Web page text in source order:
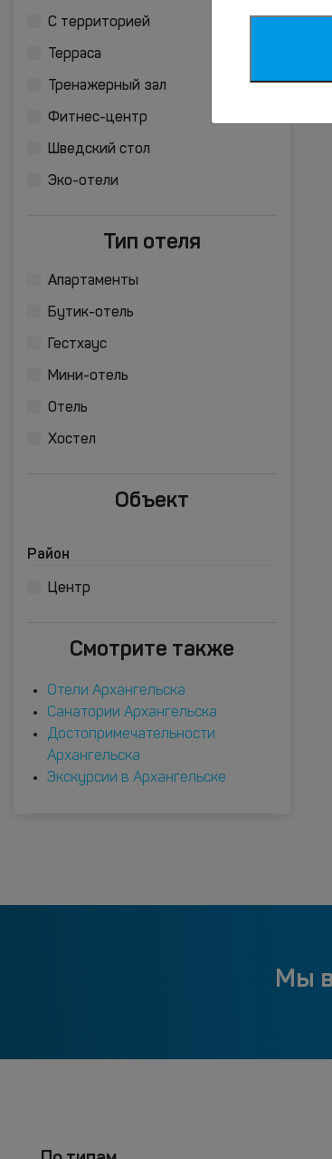
С территорией
Терраса
Тренажерный зал
Фитнес-центр
Шведский стол
Эко-отели
Тип отеля
Апартаменты
Бутик-отель
Гестхаус
Мини-отель
Отель
Хостел
Объект
Район
Центр
Смотрите также
Отели Архангельска
Санатории Архангельска
Достопримечательности
Архангельска
Экскурсии в Архангельске
Мы